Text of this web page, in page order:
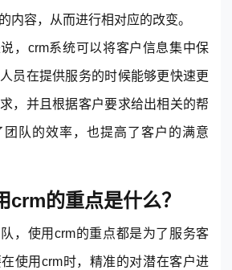
内容，从而进行相对应的改变。
，crm系统可以将客户信息集中保
员在提供服务的时候能够更快速更
，并且根据客户要求给出相关的帮
团队的效率，也提高了客户的满意
crm的重点是什么？
，使用crm的重点都是为了服务客
使用crm时，精准的对潜在客户进